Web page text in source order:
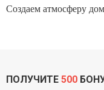
Создаем атмосферу
ПОЛУЧИТЕ 500